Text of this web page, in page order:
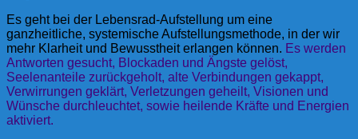
Es geht bei der Lebensrad-Aufstellung um eine
ganzheitliche, systemische Aufstellungsmethode, in der wir
mehr Klarheit und Bewusstheit erlangen können. Es werden
Antworten gesucht, Blockaden und Ängste gelöst,
Seelenanteile zurückgeholt, alte Verbindungen gekappt,
Verwirrungen geklärt, Verletzungen geheilt, Visionen und
Wünsche durchleuchtet, sowie heilende Kräfte und Energien
aktiviert.